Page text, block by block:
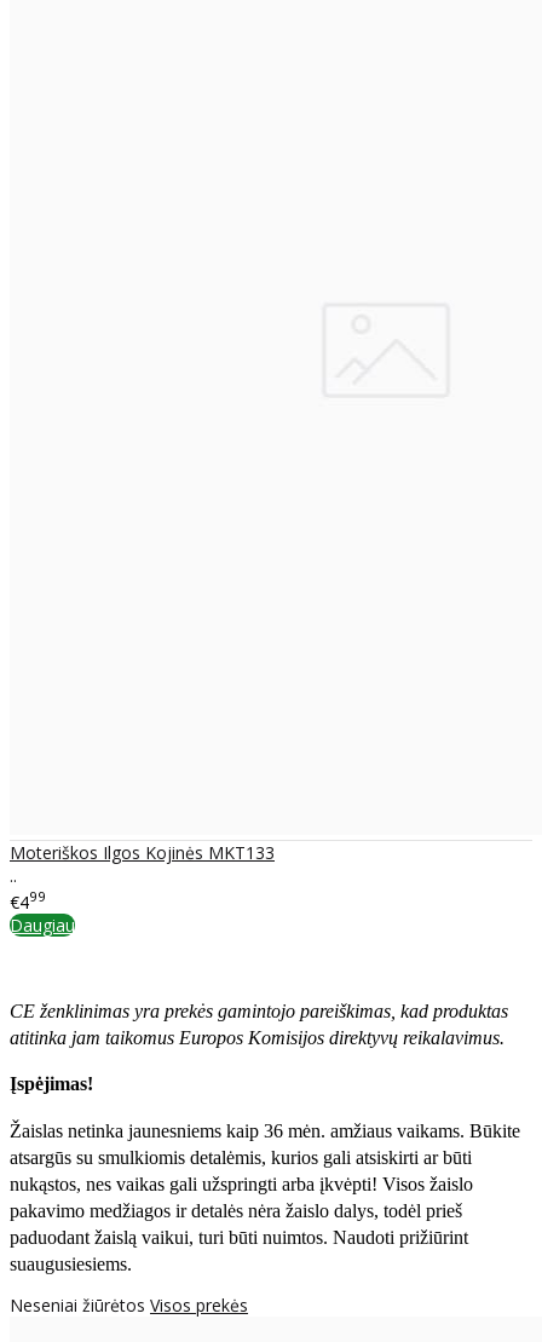
Moteriškos Ilgos Kojinės MKT133
..
€499
Daugiau
CE ženklinimas yra prekės gamintojo pareiškimas, kad produktas
atitinka jam taikomus Europos Komisijos direktyvų reikalavimus.
Įspėjimas!
Žaislas netinka jaunesniems kaip 36 mėn. amžiaus vaikams. Būkite
atsargūs su smulkiomis detalėmis, kurios gali atsiskirti ar būti
nukąstos, nes vaikas gali užspringti arba įkvėpti! Visos žaislо
pakavimo medžiagos ir detalės nėra žaislo dalys, todėl prieš
paduodant žaislą vaikui, turi būti nuimtos. Naudoti prižiūrint
suaugusiesiems.
Neseniai žiūrėtos Visos prekės